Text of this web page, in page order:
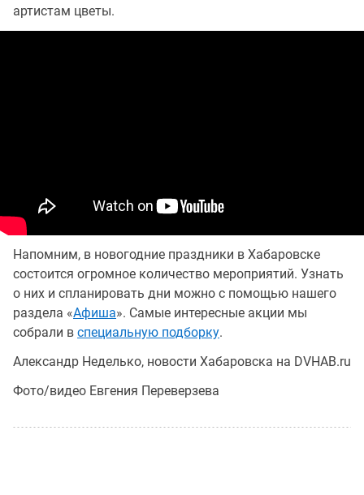
артистам цветы.
Напомним, в новогодние праздники в Хабаровске
состоится огромное количество мероприятий. Узнать
о них и спланировать дни можно с помощью нашего
раздела «Афиша». Самые интересные акции мы
собрали в специальную подборку.
Александр Неделько, новости Хабаровска на DVHAB.ru
Фото/видео Евгения Переверзева